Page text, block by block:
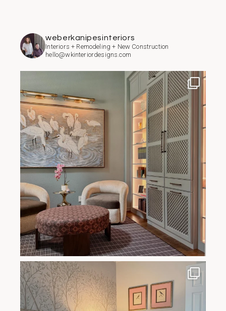
weberkanipesinteriors
Interiors + Remodeling + New Construction
hello@wkinteriordesigns.com